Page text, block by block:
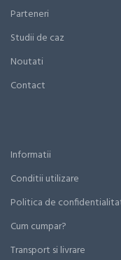
Parteneri
Studii de caz
Noutati
Contact
Informatii
Conditii utilizare
Politica de
Cum cumpar?
Transport si livrare